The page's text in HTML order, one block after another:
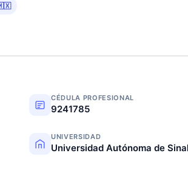
CÉDULA PROFESIONAL
9241785
UNIVERSIDAD
Universidad Autónoma de